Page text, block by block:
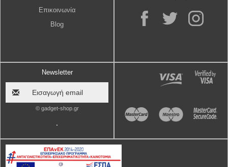
Επικοινωνία
Blog
Newsletter
© gadget-shop.gr
.